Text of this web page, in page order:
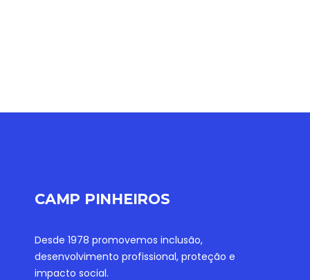
CAMP PINHEIROS
Desde 1978 promovemos inclusão,
desenvolvimento profissional, proteção e
impacto social.